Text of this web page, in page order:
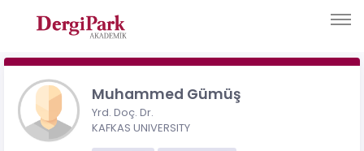
Muhammed Gümüş
Yrd. Doç. Dr.
KAFKAS UNIVERSITY